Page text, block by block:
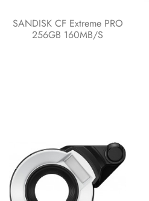
SANDISK CF Extreme PRO
256GB 160MB/s